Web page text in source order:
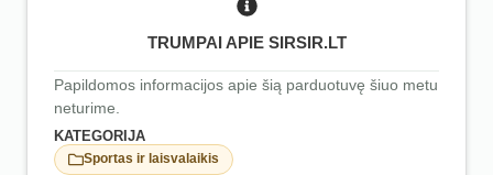
TRUMPAI APIE SIRSIR.LT
Papildomos informacijos apie šią parduotuvę šiuo metu
neturime.
KATEGORIJA
Sportas ir laisvalaikis